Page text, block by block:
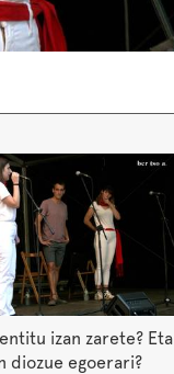
izan zarete? Eta
diozue egoerari?